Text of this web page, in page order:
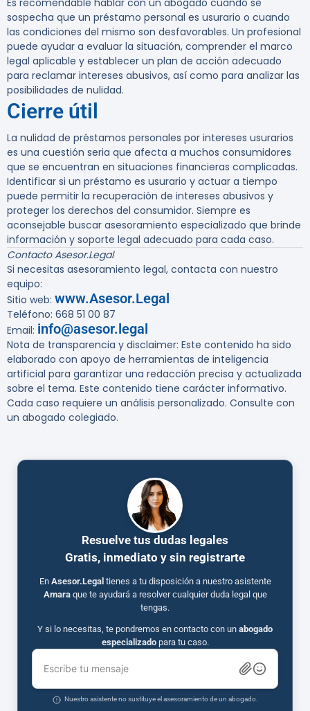
Es recomendable hablar con un abogado cuando se
sospecha que un préstamo personal es usurario o cuando
las condiciones del mismo son desfavorables. Un profesional
puede ayudar a evaluar la situación, comprender el marco
legal aplicable y establecer un plan de acción adecuado
para reclamar intereses abusivos, así como para analizar las
posibilidades de nulidad.
Cierre útil
La nulidad de préstamos personales por intereses usurarios
es una cuestión seria que afecta a muchos consumidores
que se encuentran en situaciones financieras complicadas.
Identificar si un préstamo es usurario y actuar a tiempo
puede permitir la recuperación de intereses abusivos y
proteger los derechos del consumidor. Siempre es
aconsejable buscar asesoramiento especializado que brinde
información y soporte legal adecuado para cada caso.
Contacto Asesor.Legal
Si necesitas asesoramiento legal, contacta con nuestro
equipo:
Sitio web: www.Asesor.Legal
Teléfono: 668 51 00 87
Email: info@asesor.legal
Nota de transparencia y disclaimer: Este contenido ha sido
elaborado con apoyo de herramientas de inteligencia
artificial para garantizar una redacción precisa y actualizada
sobre el tema. Este contenido tiene carácter informativo.
Cada caso requiere un análisis personalizado. Consulte con
un abogado colegiado.
Resuelve tus dudas legales
Gratis, inmediato y sin registrarte
En Asesor.Legal tienes a tu disposición a nuestro asistente
Amaraque te ayudará a resolver cualquier duda legal que
tengas.
Y si lo necesitas, te pondremos en contacto con un abogado
especializadopara tu caso.
Escribe tu mensaje
Nuestro asistente no sustituye el asesoramiento de un abogado.